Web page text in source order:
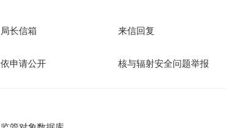
局长信箱 来信回复
依申请公开 核与辐射安全问题举报